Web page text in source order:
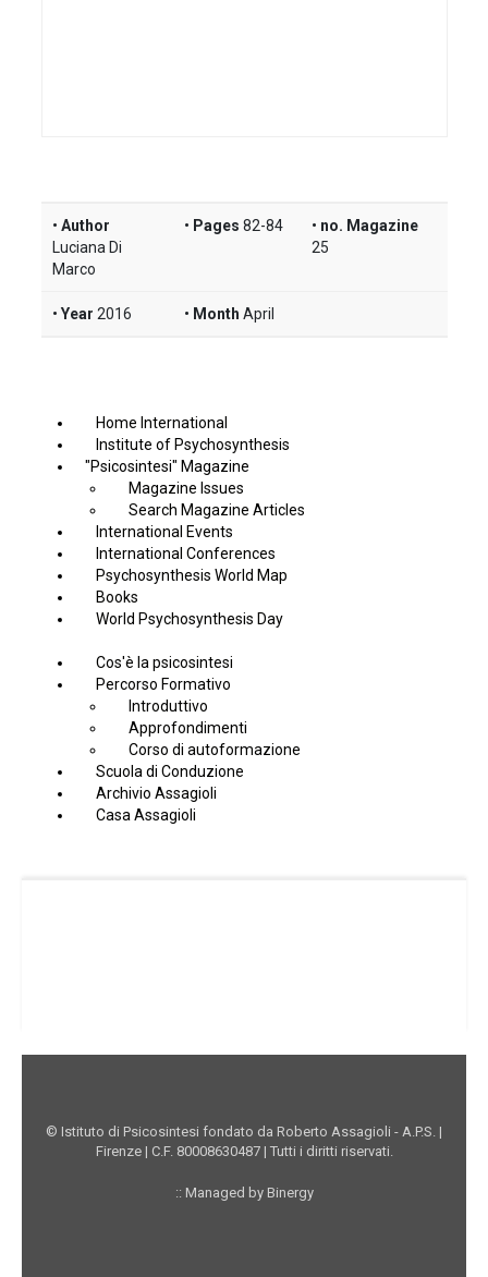
Author
Luciana Di
Marco
Pages 82-84
no. Magazine
25
Year 2016 Month April
Home International
Institute of Psychosynthesis
"Psicosintesi" Magazine
Magazine Issues
Search Magazine Articles
International Events
International Conferences
Psychosynthesis World Map
Books
World Psychosynthesis Day
Cos'è la psicosintesi
Percorso Formativo
Introduttivo
Approfondimenti
Corso di autoformazione
Scuola di Conduzione
Archivio Assagioli
Casa Assagioli
© Istituto di Psicosintesi fondato da Roberto Assagioli - A.P.S. |
Firenze | C.F. 80008630487 | Tutti i diritti riservati.
:: Managed by Binergy